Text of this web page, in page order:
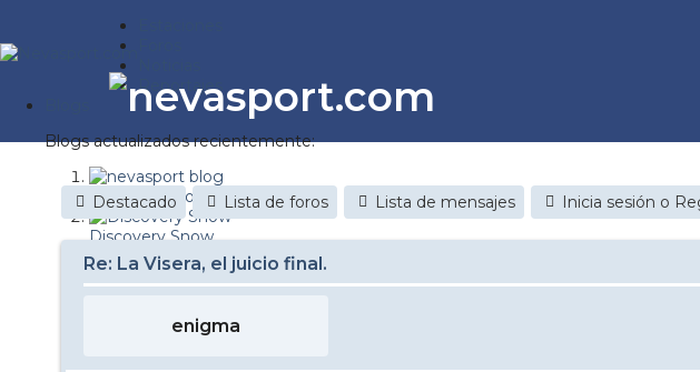
Reportajes
Blogs actualizados recientemente:
nevasport blog
Discovery Snow
Brasil
It's a powder da
Destacado Lista de foros Lista de mensajes Inicia sesión o
Re: La Visera, el juicio final.
enigma